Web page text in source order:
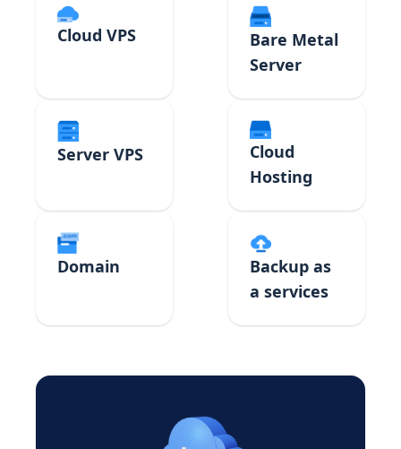
Cloud VPS
Bare Metal
Server
Server VPS
Cloud
Hosting
Domain
Backup as
a services